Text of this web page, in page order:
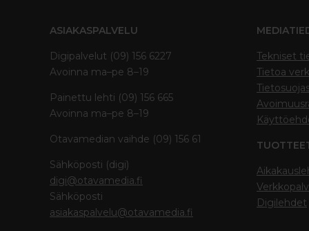
ASIAKASPALVELU
Digipalvelut (09) 156 6227
Avoinna ma–pe 8–19
Painettu lehti (09) 156 665
Avoinna ma–pe 8–19
Otavamedian vaihde (09) 156 61
Sähköposti (digi)
digi@otavamedia.fi
Sähköposti
asiakaspalvelu@otavamedia.fi
Tekniset
Tietoa
Digilehdet